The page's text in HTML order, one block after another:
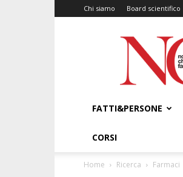
Chi siamo Board scientifico
FATTI&PERSONE
CORSI
Home Ricerca Farmaci